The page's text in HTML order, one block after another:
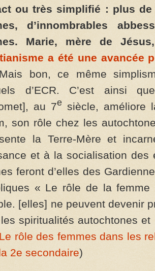
ou très simplifié : plus
d’innombrables
Marie, mère de
a été une avancée
Mais bon, ce même
d’ECR. C’est ainsi
au 7esiècle, améliore
son rôle chez les
la Terre-Mère et
et à la socialisation des
feront d’elles des
« Le rôle de la femme
[elles] ne peuvent devenir
spiritualités autochtones
Le rôle des femmes dans les
2e secondaire)